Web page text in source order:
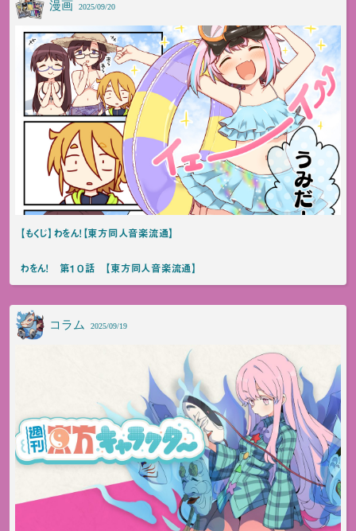
漫画 2025/09/20
【もくじ】わをん！【東方同人音楽流通】
わをん！ 第１０話 【東方同人音楽流通】
コラム 2025/09/19